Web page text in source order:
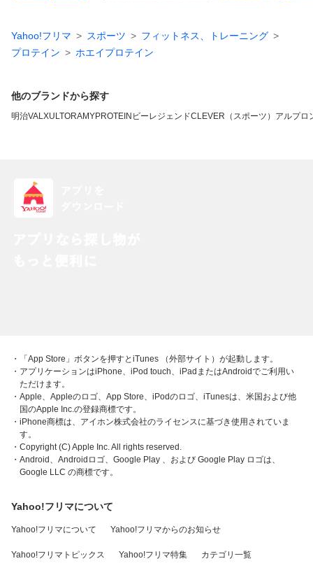
Yahoo!フリマ スポーツ
フィットネス、トレーニング
プロテイン
ホエイプロテイン
他のブランドから探す
明治VALXULTORAMYPROTEIN ビーレジェンドCLEVER（スポーツ） アルプロ
・「App Store」ボタンを押すとiTunes （外部サイト）が起動します。
・アプリケーションはiPhone、iPod touch、iPadまたはAndroidでご利用い
ただけます。
・Apple、Appleのロゴ、App Store、iPodのロゴ、iTunesは、米国および他
国のApple Inc.の登録商標です。
・iPhone商標は、アイホン株式会社のライセンスに基づき使用されていま
す。
・Copyright (C) Apple Inc. All rights reserved.
・Android、Androidロゴ、Google Play 、および Google Play ロゴは、
Google LLC の商標です。
Yahoo!フリマについて
Yahoo!フリマについて Yahoo!フリマからのお知らせ
Yahoo!フリマトピックス Yahoo!フリマ特集 カテゴリ一覧